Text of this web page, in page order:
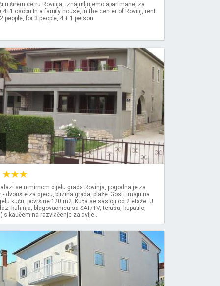
širem cetru Rovinja, iznajmljujemo apartmane, za
osobu In a family house, in the center of Rovinj, rent
people, for 3 people, 4 + 1 person
se u mirnom dijelu grada Rovinja, pogodna je za
dvorište za djecu, blizina grada, plaže. Gosti imaju na
kuću, površine 120 m2. Kuća se sastoji od 2 etaže. U
kuhinja, blagovaonica sa SAT/TV, terasa, kupatilo,
s kaučem na razvlačenje za dvije...